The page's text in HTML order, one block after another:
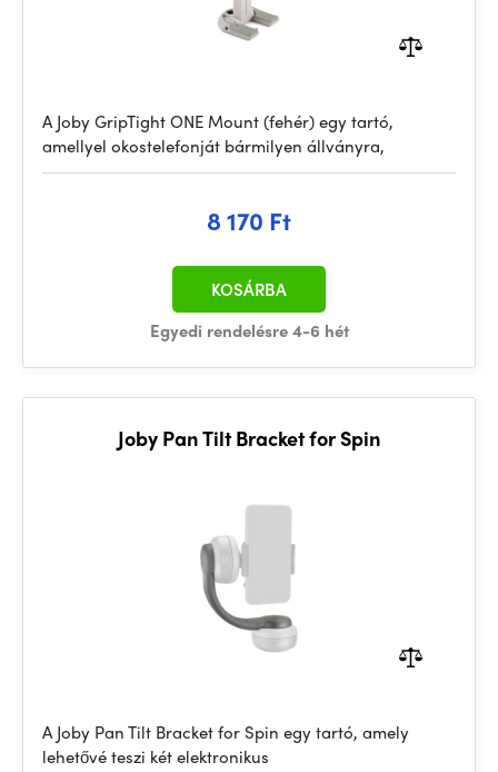
A Joby GripTight ONE Mount (fehér) egy tartó,
amellyel okostelefonját bármilyen állványra,
8 170 Ft
Egyedi rendelésre 4-6 hét
KOSÁRBA
Joby Pan Tilt Bracket for Spin
A Joby Pan Tilt Bracket for Spin egy tartó, amely
lehetővé teszi két elektronikus